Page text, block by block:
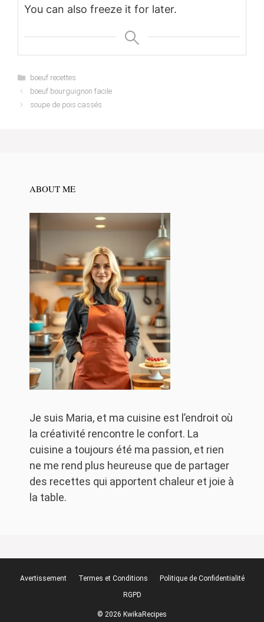
You can also freeze it for later.
Categories
boeuf recettes
boeuf bourguignon facile
soupe de pois cassés
ABOUT ME
Je suis Maria, et ma cuisine est l’endroit où
la créativité rencontre le confort. La
cuisine a toujours été ma passion, et rien
ne me rend plus heureuse que de partager
des recettes qui apportent chaleur et joie à
la table.
Avertissement Termes et Conditions
Politique de Confidentialité
RGPD
© 2026 KwikaRecipes